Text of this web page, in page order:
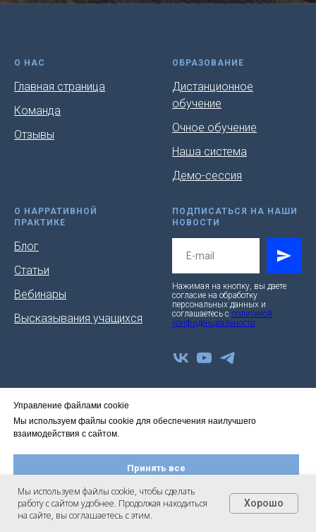
Управление файлами cookie
Мы используем файлы cookie для обеспечения наилучшего
взаимодействия с сайтом.
Принять все
Настроить файлы cookie
О НАС
Главная страница
Команда
Отзывы
ОБРАЗОВАНИЕ
Дистанционное
обучение
Очное обучение
Наша система
Демо-сессия
О НАРРАТИВНОЙ
ПРАКТИКЕ
Блог
Статьи
Вебинары
Высказывания учащихся
ПОДПИСАТЬСЯ НА НАШИ
НОВОСТИ
Нажимая на кнопку, вы даете
согласие на обработку
персональных данных и
соглашаетесь c политикой
конфиденциальности
© 2025 Онлайн НП
Политика
Правила оплаты и
возврата
Присоединяйся
в соц.сетях!
Мы используем файлы cookie, чтобы сделать
работу с сайтом удобнее. Продолжая находиться
на сайте, вы соглашаетесь с этим.
Хорошо